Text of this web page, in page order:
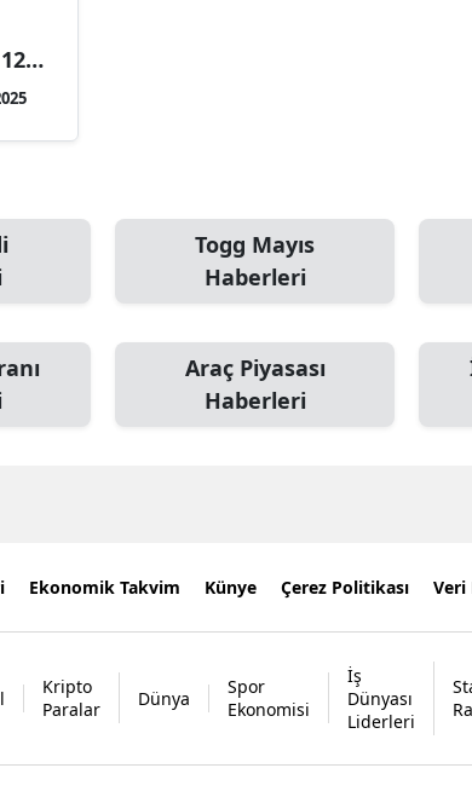
Togg Mayıs
Haberleri
Araç Piyasası
Haberleri
Ekonomik Takvim Künye Çerez Politikası Veri
Kripto
Paralar
Dünya
Spor
Ekonomisi
İş
Dünyası
Liderleri